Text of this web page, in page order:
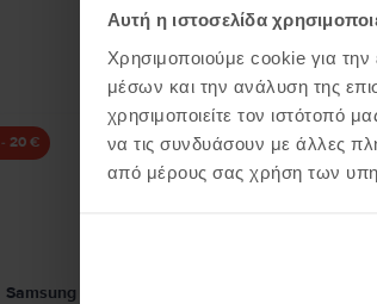
Αυτή η ιστοσελίδα
Χρησιμοποιούμε cookie για
μέσων και την ανάλυση της
χρησιμοποιείτε τον ιστότοπό
να τις συνδυάσουν με άλλες
από μέρους σας χρήση των
- 20 €
Samsung Galaxy S24 Ultra 5G Dual